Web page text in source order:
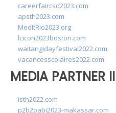
careerfaircsd2023.com
apsth2023.com
MedItRio2023.org
lcicon2023boston.com
waitangidayfestival2022.com
vacancesscolaires2022.com
MEDIA PARTNER II
isth2022.com
p2b2pabi2023-makassar.com